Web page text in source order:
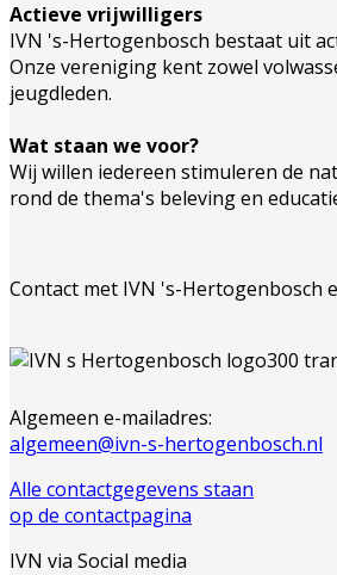
Actieve vrijwilligers
IVN 's-Hertogenbosch bestaat uit
Onze vereniging kent zowel
jeugdleden.
Wat staan we voor?
Wij willen iedereen stimuleren de
rond de thema's beleving en
Contact met IVN 's-Hertogenbosch
Algemeen e-mailadres:
algemeen@ivn-s-hertogenbosch.nl
Alle contactgegevens staan
op de contactpagina
IVN via Social media